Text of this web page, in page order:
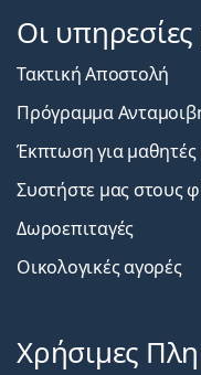
Οι
Τακτική Αποστολή
Πρόγραμμα
Έκπτωση για μαθητές
Συστήστε μας στους
Δωροεπιταγές
Οικολογικές αγορές
Χρήσιμες